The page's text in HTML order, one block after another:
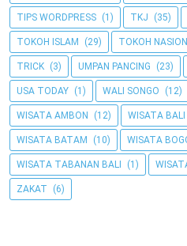
TIPS WORDPRESS (1) TKJ (35)
TOKOH ISLAM (29) TOKOH
TRICK (3) UMPAN PANCING (23)
USA TODAY (1) WALI SONGO (12)
WISATA AMBON (12) WISATA BALI
WISATA BATAM (10) WISATA
WISATA TABANAN BALI (1)
ZAKAT (6)